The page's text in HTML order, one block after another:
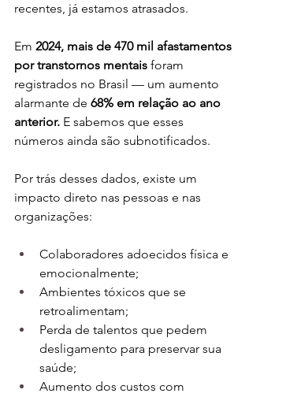
recentes, já estamos atrasados.
Em 2024, mais de 470 mil afastamentos
por transtornos mentais foram
registrados no Brasil — um aumento
alarmante de 68% em relação ao ano
anterior. E sabemos que esses
números ainda são subnotificados.
Por trás desses dados, existe um
impacto direto nas pessoas e nas
organizações:
Colaboradores adoecidos física e
emocionalmente;
Ambientes tóxicos que se
retroalimentam;
Perda de talentos que pedem
desligamento para preservar sua
saúde;
Aumento dos custos com